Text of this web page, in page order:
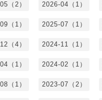
（2） 2026-04（1）
（1） 2025-07（1）
（4） 2024-11（1）
（1） 2024-02（1）
（1） 2023-07（2）